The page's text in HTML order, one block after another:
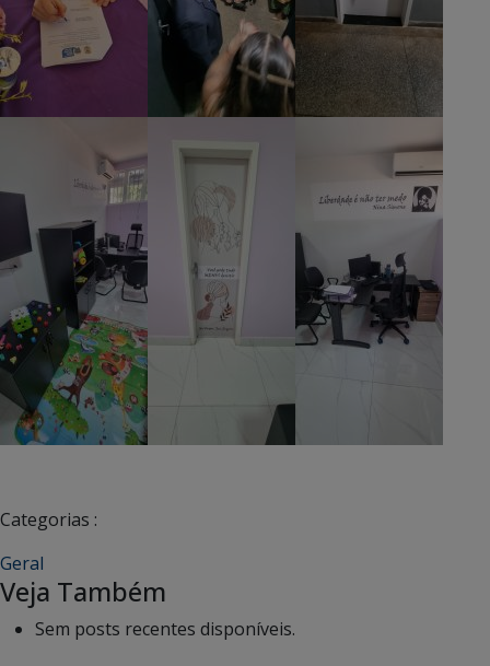
Categorias :
Geral
Veja Também
Sem posts recentes disponíveis.